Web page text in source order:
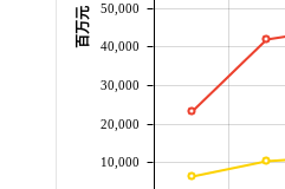
10,000
20,000
30,000
40,000
50,000
百万元